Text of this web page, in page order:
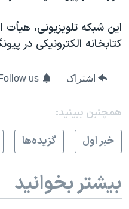
آرشیو پخش زنده
مجموعه مستندهای دادخواهی
دادگاه حمید نوری
اعتراضات مردمی آبان ۹۸
نرگس محمدی برنده جایزه
این شبکه تلویزیونی، هیأت
کتابخانه الکترونیکی در
اشتراک us
همچنبن ببینید:
خبر اول
گزيده‌ها
بیشتر بخوانید